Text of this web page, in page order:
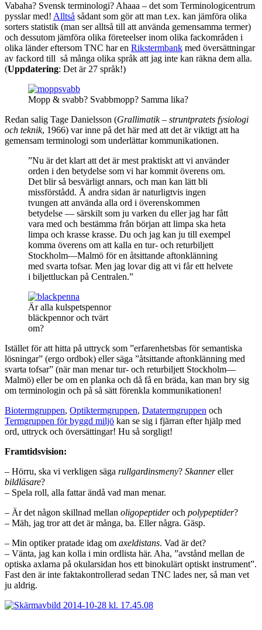
Vabaha? Svensk terminologi? Ahaaa – det som Terminologicentrum
pysslar med! Alltså sådant som gör att man t.ex. kan jämföra olika
sorters statistik (man ser alltså till att använda gemensamma termer)
och dessutom jämföra olika företeelser inom olika fackområden i
olika länder eftersom TNC har en Rikstermbank med översättningar
av fackord till så många olika språk att jag inte kan räkna dem alla.
(Uppdatering: Det är 27 språk!)
Mopp & svabb? Svabbmopp? Samma lika?
Redan salig Tage Danielsson (Grallimatik – struntpratets fysiologi
och teknik, 1966) var inne på det här med att det är viktigt att ha
gemensam terminologi som underlättar kommunikationen.
”Nu är det klart att det är mest praktiskt att vi använder
orden i den betydelse som vi har kommit överens om.
Det blir så besvärligt annars, och man kan lätt bli
missförstådd. Å andra sidan är naturligtvis ingen
tvungen att använda alla ord i överenskommen
betydelse — särskilt som ju varken du eller jag har fått
vara med och bestämma från början att limpa ska heta
limpa och krasse krasse. Du och jag kan ju till exempel
komma överens om att kalla en tur- och returbiljett
Stockholm—Malmö för en åtsittande aftonklänning
med svarta tofsar. Men jag lovar dig att vi får ett helvete
i biljettluckan på Centralen.”
Är alla kulspetspennor
bläckpennor och tvärt
om?
Istället för att hitta på uttryck som ”erfarenhetsbas för semantiska
lösningar” (ergo ordbok) eller säga ”åtsittande aftonklänning med
svarta tofsar” (när man menar tur- och returbiljett Stockholm—
Malmö) eller be om en planka och då få en bräda, kan man bry sig
om terminologin och på så sätt förenkla kommunikationen!
Biotermgruppen, Optiktermgruppen, Datatermgruppen och
Termgruppen för byggd miljö kan se sig i fjärran efter hjälp med
ord, uttryck och översättingar! Hu så sorgligt!
Framtidsvision:
– Hörru, ska vi verkligen säga rullgardinsmeny? Skannereller
bildläsare?
– Spela roll, alla fattar ändå vad man menar.
– Är det någon skillnad mellan oligopeptideroch polypeptider?
– Mäh, jag tror att det är många, ba. Eller några. Gäsp.
– Min optiker pratade idag om axeldistans. Vad är det?
– Vänta, jag kan kolla i min ordlista här. Aha, ”avstånd mellan de
optiska axlarna på okularsidan hos ett binokulärt optiskt instrument”.
Fast den är inte faktakontrollerad sedan TNC lades ner, så man vet
ju aldrig.